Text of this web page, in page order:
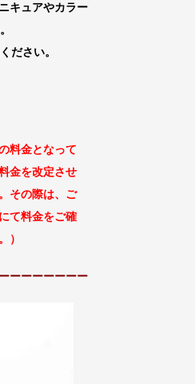
キュアやカラー
ださい。
料金となって
金を改定させ
。その際は、ご
て料金をご確
）
ーーーーーーー